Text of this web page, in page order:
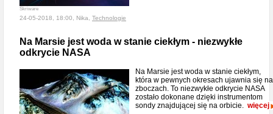
Skriware
24-05-2018, 18:00, Nika, Technologie
Na Marsie jest woda w stanie ciekłym - niezwykłe
odkrycie NASA
Na Marsie jest woda w stanie ciekłym,
która w pewnych okresach ujawnia się na
zboczach. To niezwykłe odkrycie NASA
zostało dokonane dzięki instrumentom
sondy znajdującej się na orbicie. więcej